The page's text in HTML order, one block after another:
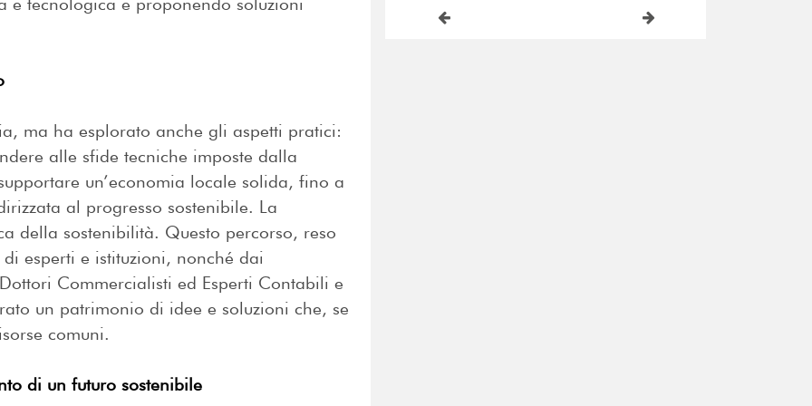
ma ha esplorato anche gli aspetti pratici:
alle sfide tecniche imposte dalla
un’economia locale solida, fino a
al progresso sostenibile. La
della sostenibilità. Questo percorso, reso
esperti e istituzioni, nonché dai
Commercialisti ed Esperti Contabili e
un patrimonio di idee e soluzioni che, se
comuni.
di un futuro sostenibile